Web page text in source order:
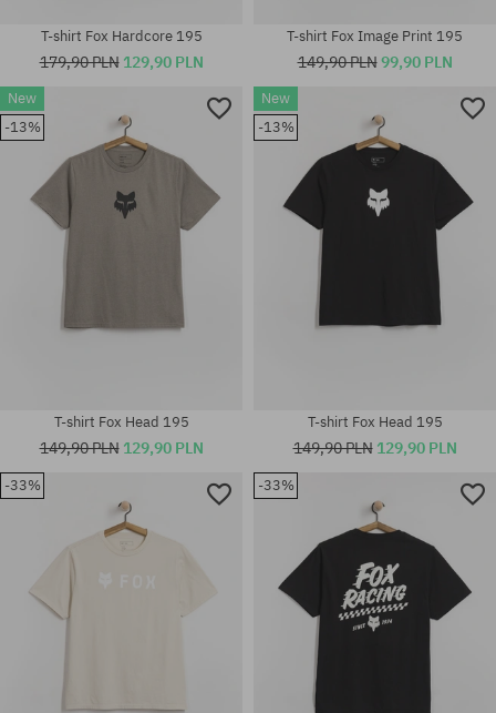
Dostępne rozmiary:
M; L; XL
Dostępne rozmiary:
Dostępne rozmiary:
T-shirt Fox Hardcore 195
179,90 PLN 129,90 PLN
Dostępne rozmiary:
S; M; L; XL
T-shirt Fox Image Print 195
149,90 PLN99,90 PLN
New
-13%
T-shirt Fox Head 195
149,90 PLN 129,90 PLN
New
-13%
T-shirt Fox Head 195
149,90 PLN 129,90 PLN
-33% -33%